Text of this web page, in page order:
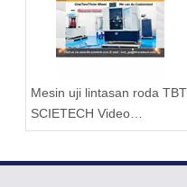
Mesin uji lintasan roda TBT
SCIETECH Video
pengajaran TBTACZ-5